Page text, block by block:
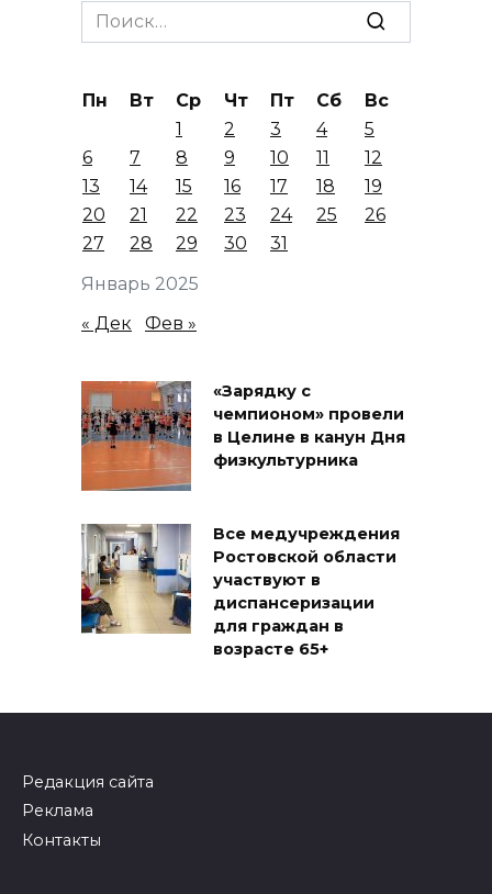
Search
for:
Январь 2025
Пн Вт Ср Чт Пт Сб
Вс
1
2 3 4
5
6
7 8 9 10 11
12
13
14 15 16 17 18
19
20
21 22 23 24 25
26
27
28 29 30 31
« Дек Фев »
«Зарядку с
чемпионом» провели
в Целине в канун Дня
физкультурника
Все медучреждения
Ростовской области
участвуют в
диспансеризации
для граждан в
возрасте 65+
Редакция сайта
Реклама
Контакты